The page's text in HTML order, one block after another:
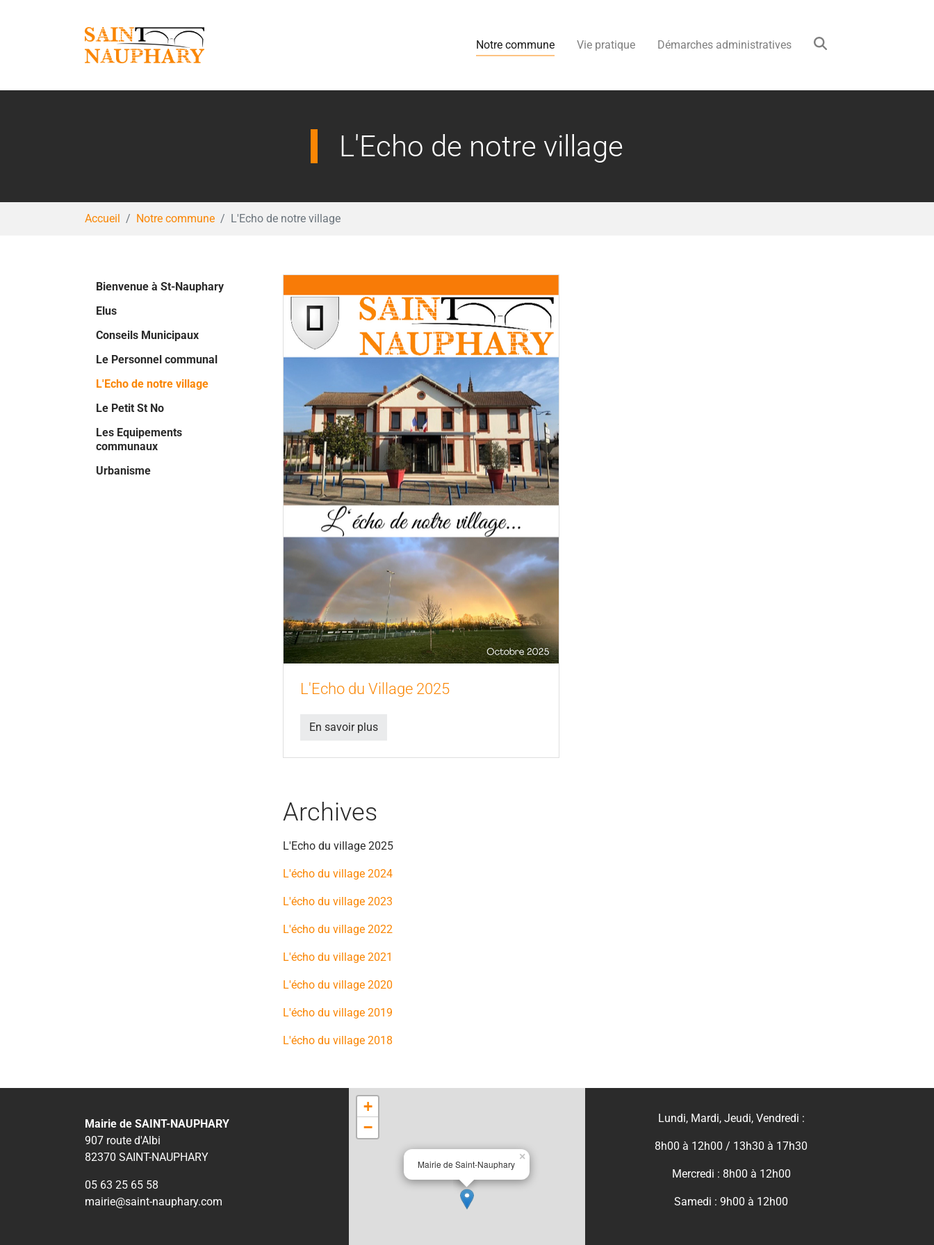
Notre commune Vie pratique Démarches administratives
L'Echo de notre village
Accueil Notre commune L'Echo de notre village
Bienvenue à St-Nauphary
Elus
Conseils Municipaux
Le Personnel communal
L'Echo de notre village(current)
Le Petit St No
Les Equipements
communaux
Urbanisme
L'Echo du Village 2025
En savoir plus
Archives
L'Echo du village 2025
L'écho du village 2024
L'écho du village 2023
L'écho du village 2022
L'écho du village 2021
L'écho du village 2020
L'écho du village 2019
L'écho du village 2018
Mairie de SAINT-NAUPHARY
907 route d'Albi
82370 SAINT-NAUPHARY
05 63 25 65 58
mairie@saint-nauphary.com
Mairie de Saint-Nauphary
×
+
−
Lundi, Mardi, Jeudi, Vendredi :
8h00 à 12h00 / 13h30 à 17h30
Mercredi : 8h00 à 12h00
Samedi : 9h00 à 12h00